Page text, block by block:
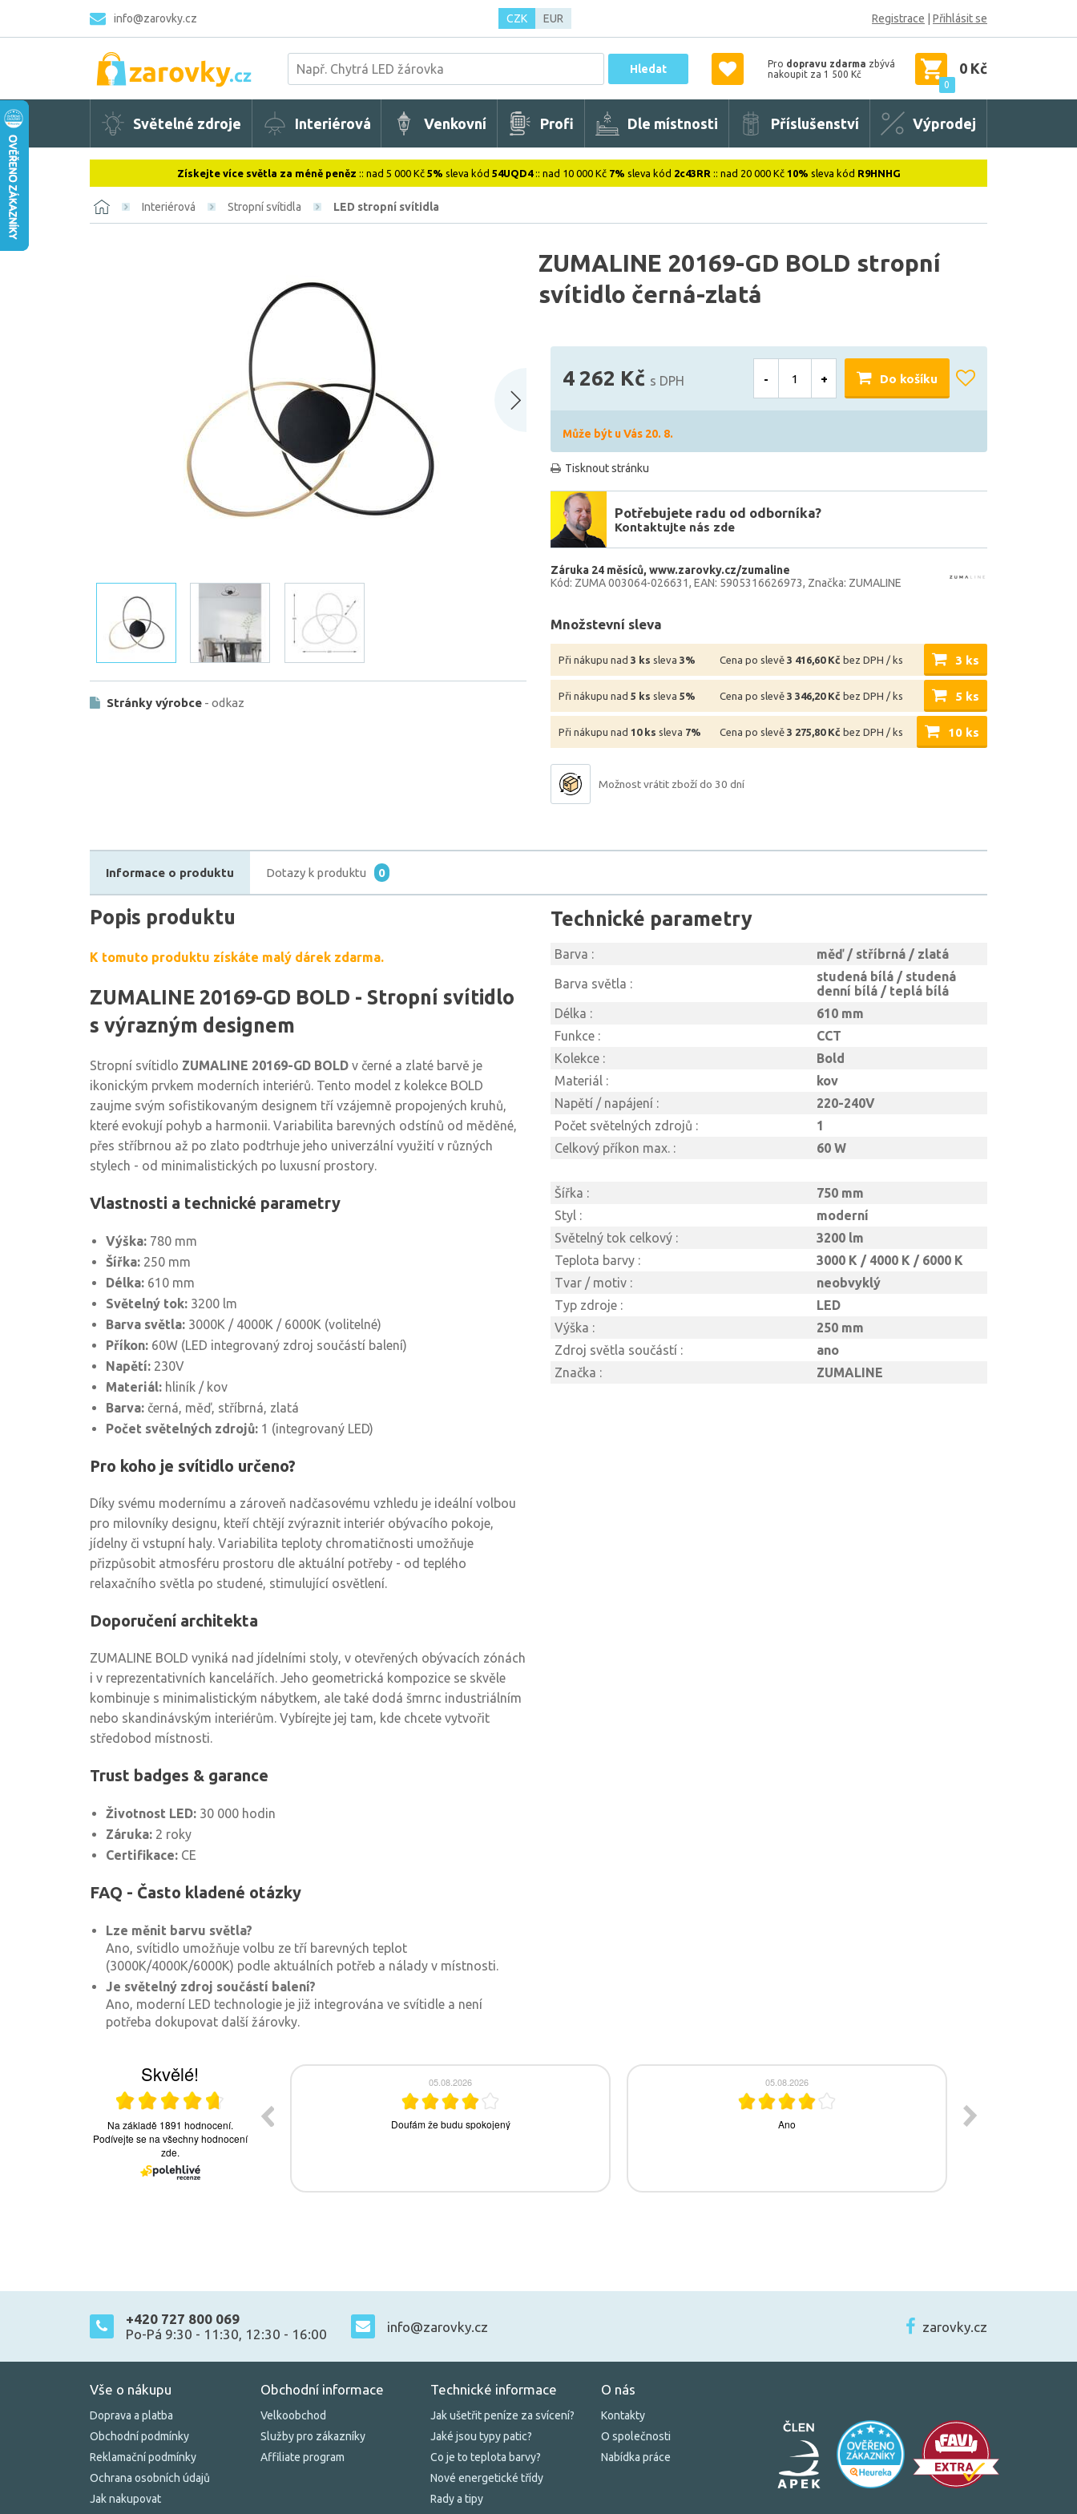
info@zarovky.cz CZK EUR Registrace Přihlásit se
Hledat Pro dopravu zdarma zbývá
nakoupit za 1 500 Kč
0
0 Kč
Světelné zdroje Interiérová Venkovní Profi Dle místnosti Příslušenství Výprodej
Získejte více světla za méně peněz :: nad 5 000 Kč 5% sleva kód 54UQD4:: nad 10 000 Kč 7% sleva kód 2c43RR :: nad 20 000 Kč 10% sleva kód R9HNHG
Interiérová Stropní svítidla LED stropní svítidla
ZUMALINE 20169-GD BOLD stropní
svítidlo černá-zlatá
Stránky výrobce - odkaz
4 262 Kč s DPH - + Do košíku
Může být u Vás 20. 8.
Tisknout stránku
Potřebujete radu od odborníka?
Kontaktujte nás zde
Záruka 24 měsíců www.zarovky.cz/zumaline
Kód: ZUMA 003064-026631 EAN: 5905316626973 Značka: ZUMALINE
Množstevní sleva
Při nákupu nad 3 ks sleva 3% Cena po slevě 3 416,60 Kč bez DPH / ks 3 ks
Při nákupu nad 5 ks sleva 5% Cena po slevě 3 346,20 Kč bez DPH / ks 5 ks
Při nákupu nad 10 ks sleva 7% Cena po slevě 3 275,80 Kč bez DPH / ks 10 ks
Možnost vrátit zboží do 30 dní
Informace o produktu Dotazy k produktu 0
Popis produktu
K tomuto produktu získáte malý dárek zdarma.
ZUMALINE 20169-GD BOLD - Stropní svítidlo
s výrazným designem
Stropní svítidlo ZUMALINE 20169-GD BOLD v černé a zlaté barvě je
ikonickým prvkem moderních interiérů. Tento model z kolekce BOLD
zaujme svým sofistikovaným designem tří vzájemně propojených kruhů,
které evokují pohyb a harmonii. Variabilita barevných odstínů od měděné,
přes stříbrnou až po zlato podtrhuje jeho univerzální využití v různých
stylech - od minimalistických po luxusní prostory.
Vlastnosti a technické parametry
Výška: 780 mm
Šířka: 250 mm
Délka: 610 mm
Světelný tok: 3200 lm
Barva světla: 3000K / 4000K / 6000K (volitelné)
Příkon: 60W (LED integrovaný zdroj součástí balení)
Napětí: 230V
Materiál: hliník / kov
Barva: černá, měď, stříbrná, zlatá
Počet světelných zdrojů: 1 (integrovaný LED)
Pro koho je svítidlo určeno?
Díky svému modernímu a zároveň nadčasovému vzhledu je ideální volbou
pro milovníky designu, kteří chtějí zvýraznit interiér obývacího pokoje,
jídelny či vstupní haly. Variabilita teploty chromatičnosti umožňuje
přizpůsobit atmosféru prostoru dle aktuální potřeby - od teplého
relaxačního světla po studené, stimulující osvětlení.
Doporučení architekta
ZUMALINE BOLD vyniká nad jídelními stoly, v otevřených obývacích zónách
i v reprezentativních kancelářích. Jeho geometrická kompozice se skvěle
kombinuje s minimalistickým nábytkem, ale také dodá šmrnc industriálním
nebo skandinávským interiérům. Vybírejte jej tam, kde chcete vytvořit
středobod místnosti.
Trust badges & garance
Životnost LED: 30 000 hodin
Záruka: 2 roky
Certifikace: CE
FAQ - Často kladené otázky
Lze měnit barvu světla?
Ano, svítidlo umožňuje volbu ze tří barevných teplot
(3000K/4000K/6000K) podle aktuálních potřeb a nálady v místnosti.
Je světelný zdroj součástí balení?
Ano, moderní LED technologie je již integrována ve svítidle a není
potřeba dokupovat další žárovky.
Technické parametry
Barva : měď / stříbrná / zlatá
Barva světla :
studená bílá / studená
denní bílá / teplá bílá
Délka :
610 mm
Funkce :
CCT
Kolekce :
Bold
Materiál :
kov
Napětí / napájení :
220-240V
Počet světelných zdrojů :
1
Celkový příkon max. :
60 W
Šířka :
750 mm
Styl :
moderní
Světelný tok celkový :
3200 lm
Teplota barvy :
3000 K / 4000 K / 6000 K
Tvar / motiv :
neobvyklý
Typ zdroje :
LED
Výška :
250 mm
Zdroj světla součástí :
ano
Značka :
ZUMALINE
+420 727 800 069
Po-Pá 9:30 - 11:30, 12:30 - 16:00
info@zarovky.cz zarovky.cz
Vše o nákupu
Doprava a platba
Obchodní podmínky
Reklamační podmínky
Ochrana osobních údajů
Jak nakupovat
Obchodní informace
Velkoobchod
Služby pro zákazníky
Affiliate program
Technické informace
Jak ušetřit peníze za svícení?
Jaké jsou typy patic?
Co je to teplota barvy?
Nové energetické třídy
Rady a tipy
O nás
Kontakty
O společnosti
Nabídka práce